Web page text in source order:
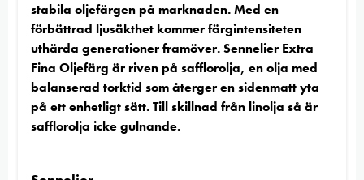
stabila oljefärgen på marknaden. Med en
förbättrad ljusäkthet kommer färgintensiteten
uthärda generationer framöver. Sennelier Extra
Fina Oljefärg är riven på safflorolja, en olja med
balanserad torktid som återger en sidenmatt yta
på ett enhetligt sätt. Till skillnad från linolja så är
safflorolja icke gulnande.